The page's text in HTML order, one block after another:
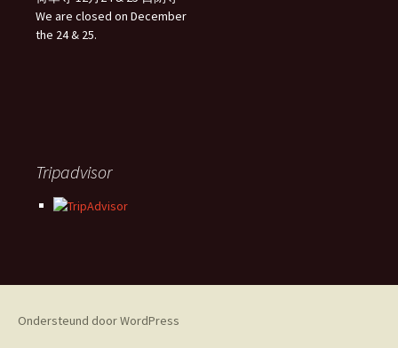
We are closed on December
the 24 & 25.
Tripadvisor
Ondersteund door WordPress